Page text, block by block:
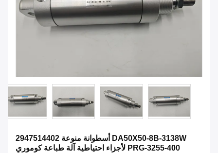
DA50X50-8B-3138W أسطوانة منوعة 2947514402
PRG-3255-400 لأجزاء احتياطية آلة طباعة كوموري